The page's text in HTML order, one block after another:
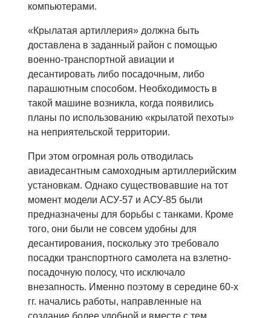
компьютерами.
«Крылатая артиллерия» должна быть
доставлена в заданный район с помощью
военно-транспортной авиации и
десантировать либо посадочным, либо
парашютным способом. Необходимость в
такой машине возникла, когда появились
планы по использованию «крылатой пехоты»
на неприятельской территории.
При этом огромная роль отводилась
авиадесантным самоходным артиллерийским
установкам. Однако существовавшие на тот
момент модели АСУ-57 и АСУ-85 были
предназначены для борьбы с танками. Кроме
того, они были не совсем удобны для
десантирования, поскольку это требовало
посадки транспортного самолета на взлетно-
посадочную полосу, что исключало
внезапность. Именно поэтому в середине 60-х
гг. начались работы, направленные на
создание более удобной и вместе с тем